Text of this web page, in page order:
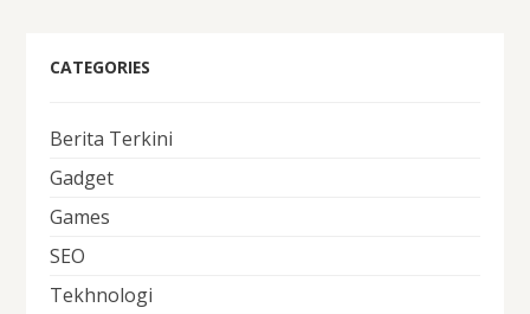
CATEGORIES
Berita Terkini
Gadget
Games
SEO
Tekhnologi